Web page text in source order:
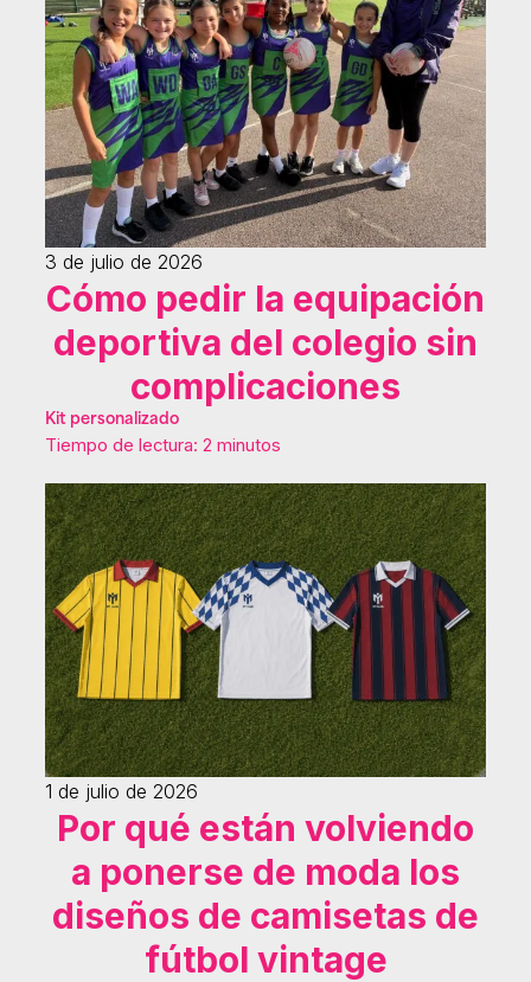
3 de julio de 2026
Cómo pedir la equipación
deportiva del colegio sin
complicaciones
Kit personalizado
Tiempo de lectura: 2 minutos
1 de julio de 2026
Por qué están volviendo
a ponerse de moda los
diseños de camisetas de
fútbol vintage